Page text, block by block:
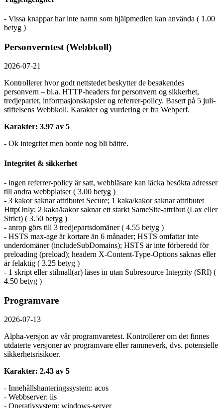
- Vissa knappar har inte namn som hjälpmedlen kan använda ( 1.00
betyg )
Personverntest (Webbkoll)
2026-07-21
Kontrollerer hvor godt nettstedet beskytter de besøkendes
personvern – bl.a. HTTP-headers for personvern og sikkerhet,
tredjeparter, informasjonskapsler og referrer-policy. Basert på 5 juli-
stiftelsens Webbkoll. Karakter og vurdering er fra Webperf.
Karakter: 3.97 av 5
- Ok integritet men borde nog bli bättre.
Integritet & sikkerhet
- ingen referrer-policy är satt, webbläsare kan läcka besökta adresser
till andra webbplatser ( 3.00 betyg )
- 3 kakor saknar attributet Secure; 1 kaka/kakor saknar attributet
HttpOnly; 2 kaka/kakor saknar ett starkt SameSite-attribut (Lax eller
Strict) ( 3.50 betyg )
- anrop görs till 3 tredjepartsdomäner ( 4.55 betyg )
- HSTS max-age är kortare än 6 månader; HSTS omfattar inte
underdomäner (includeSubDomains); HSTS är inte förberedd för
preloading (preload); headern X-Content-Type-Options saknas eller
är felaktig ( 3.25 betyg )
- 1 skript eller stilmall(ar) läses in utan Subresource Integrity (SRI) (
4.50 betyg )
Programvare
2026-07-13
Alpha-versjon av vår programvaretest. Kontrollerer om det finnes
utdaterte versjoner av programvare eller rammeverk, dvs. potensielle
sikkerhetsrisikoer.
Karakter: 2.43 av 5
- Innehållshanteringssystem: acos
- Webbserver: iis
- Operativsystem: windows-server